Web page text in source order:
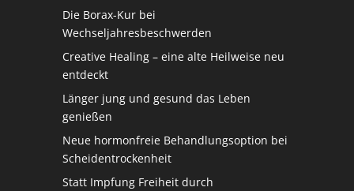
Die Borax-Kur bei
Wechseljahresbeschwerden
Creative Healing – eine alte Heilweise neu
entdeckt
Länger jung und gesund das Leben
genießen
Neue hormonfreie Behandlungsoption bei
Scheidentrockenheit
Statt Impfung Freiheit durch